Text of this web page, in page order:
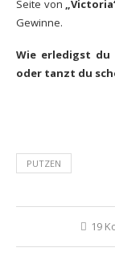
Seite von
Gewinne.
Wie erledigst du
oder tanzt du
PUTZEN
19